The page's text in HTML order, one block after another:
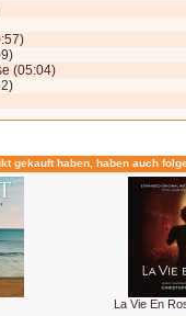
(05:04)
gekauft haben, haben auch
La Vie En